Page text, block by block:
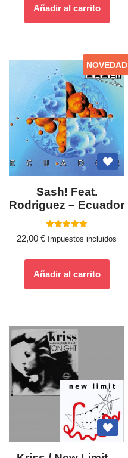
Añadir al carrito
NOVEDAD
Sash! Feat.
Rodriguez ‎– Ecuador
Valorado
con
22,00 € Impuestos incluidos
Añadir al carrito